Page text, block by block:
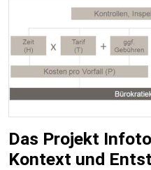
Das Projekt
Kontext und